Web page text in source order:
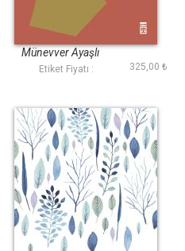
Edep Yâ Hû
Münevver Ayaşlı
Etiket Fiyatı : 325,00 ₺